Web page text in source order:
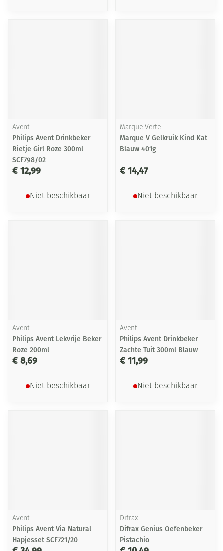
Avent
Philips Avent Drinkbeker
Rietje Girl Roze 300ml
SCF798/02
€ 12,99
Niet beschikbaar
Marque Verte
Marque V Gelkruik Kind Kat
Blauw 401g
€ 14,47
Niet beschikbaar
Avent
Philips Avent Lekvrije Beker
Roze 200ml
€ 8,69
Niet beschikbaar
Avent
Philips Avent Drinkbeker
Zachte Tuit 300ml Blauw
€ 11,99
Niet beschikbaar
Avent
Philips Avent Via Natural
Hapjesset SCF721/20
Difrax
Difrax Genius Oefenbeker
Pistachio